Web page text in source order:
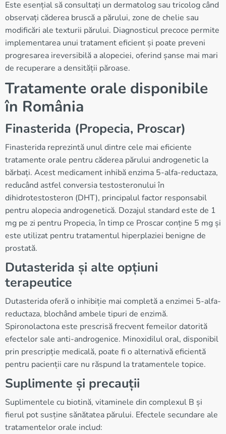
Este esențial să consultați un dermatolog sau tricolog când
observați căderea bruscă a părului, zone de chelie sau
modificări ale texturii părului. Diagnosticul precoce permite
implementarea unui tratament eficient și poate preveni
progresarea ireversibilă a alopeciei, oferind șanse mai mari
de recuperare a densității păroase.
Tratamente orale disponibile
în România
Finasterida (Propecia, Proscar)
Finasterida reprezintă unul dintre cele mai eficiente
tratamente orale pentru căderea părului androgenetic la
bărbați. Acest medicament inhibă enzima 5-alfa-reductaza,
reducând astfel conversia testosteronului în
dihidrotestosteron (DHT), principalul factor responsabil
pentru alopecia androgenetică. Dozajul standard este de 1
mg pe zi pentru Propecia, în timp ce Proscar conține 5 mg și
este utilizat pentru tratamentul hiperplaziei benigne de
prostată.
Dutasterida și alte opțiuni
terapeutice
Dutasterida oferă o inhibiție mai completă a enzimei 5-alfa-
reductaza, blochând ambele tipuri de enzimă.
Spironolactona este prescrisă frecvent femeilor datorită
efectelor sale anti-androgenice. Minoxidilul oral, disponibil
prin prescripție medicală, poate fi o alternativă eficientă
pentru pacienții care nu răspund la tratamentele topice.
Suplimente și precauții
Suplimentele cu biotină, vitaminele din complexul B și
fierul pot susține sănătatea părului. Efectele secundare ale
tratamentelor orale includ: